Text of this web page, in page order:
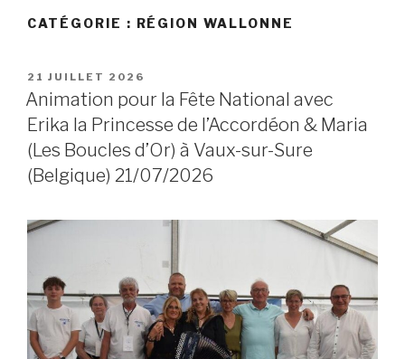
CATÉGORIE : RÉGION WALLONNE
POSTED
ON
21 JUILLET 2026
Animation pour la Fête National avec
Erika la Princesse de l’Accordéon & Maria
(Les Boucles d’Or) à Vaux-sur-Sure
(Belgique) 21/07/2026